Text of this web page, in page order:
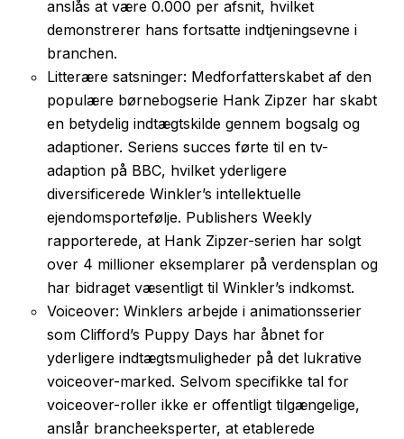
anslås at være 0.000 per afsnit, hvilket
demonstrerer hans fortsatte indtjeningsevne i
branchen.
Litterære satsninger: Medforfatterskabet af den
populære børnebogserie Hank Zipzer har skabt
en betydelig indtægtskilde gennem bogsalg og
adaptioner. Seriens succes førte til en tv-
adaption på BBC, hvilket yderligere
diversificerede Winkler’s intellektuelle
ejendomsportefølje. Publishers Weekly
rapporterede, at Hank Zipzer-serien har solgt
over 4 millioner eksemplarer på verdensplan og
har bidraget væsentligt til Winkler’s indkomst.
Voiceover: Winklers arbejde i animationsserier
som Clifford’s Puppy Days har åbnet for
yderligere indtægtsmuligheder på det lukrative
voiceover-marked. Selvom specifikke tal for
voiceover-roller ikke er offentligt tilgængelige,
anslår brancheeksperter, at etablerede